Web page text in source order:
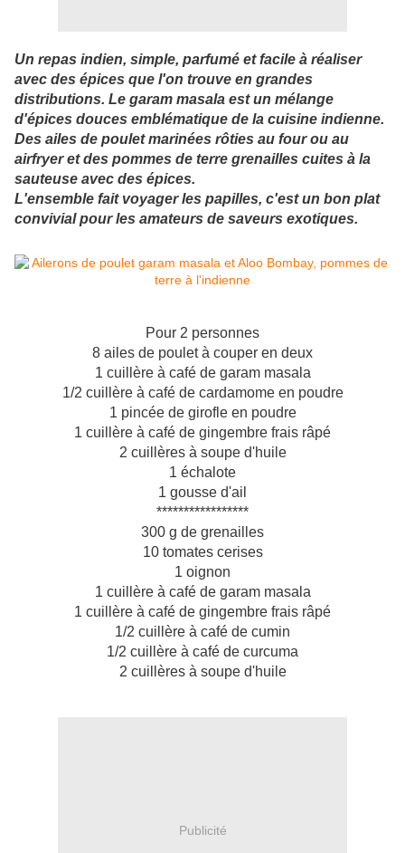
Un repas indien, simple, parfumé et facile à réaliser
avec des épices que l'on trouve en grandes
distributions. Le garam masala est un mélange
d'épices douces emblématique de la cuisine indienne.
Des ailes de poulet marinées rôties au four ou au
airfryer et des pommes de terre grenailles cuites à la
sauteuse avec des épices.
L'ensemble fait voyager les papilles, c'est un bon plat
convivial pour les amateurs de saveurs exotiques.
Pour 2 personnes
8 ailes de poulet à couper en deux
1 cuillère à café de garam masala
1/2 cuillère à café de cardamome en poudre
1 pincée de girofle en poudre
1 cuillère à café de gingembre frais râpé
2 cuillères à soupe d'huile
1 échalote
1 gousse d'ail
*****************
300 g de grenailles
10 tomates cerises
1 oignon
1 cuillère à café de garam masala
1 cuillère à café de gingembre frais râpé
1/2 cuillère à café de cumin
1/2 cuillère à café de curcuma
2 cuillères à soupe d'huile
Publicité